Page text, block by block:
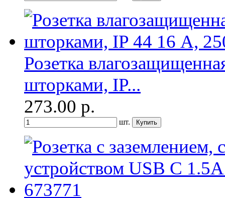
Розетка
шторками, IP...
273.00 р.
шт.